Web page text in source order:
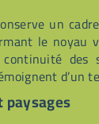
un
le noyau
des
d’un
paysages